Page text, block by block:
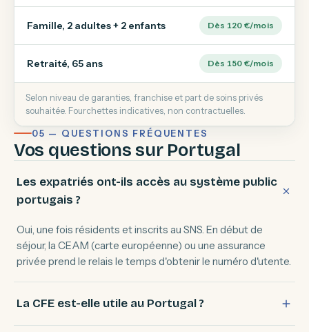
Famille, 2 adultes + 2 enfants Dès 120 €/mois
Retraité, 65 ans Dès 150 €/mois
Selon niveau de garanties, franchise et part de soins privés
souhaitée. Fourchettes indicatives, non contractuelles.
05 — QUESTIONS FRÉQUENTES
Vos questions sur Portugal
Les expatriés ont-ils accès au système public
portugais ?
Oui, une fois résidents et inscrits au SNS. En début de
séjour, la CEAM (carte européenne) ou une assurance
privée prend le relais le temps d'obtenir le numéro d'utente.
La CFE est-elle utile au Portugal ?